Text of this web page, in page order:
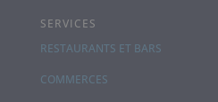
SERVICES
RESTAURANTS ET BARS
COMMERCES